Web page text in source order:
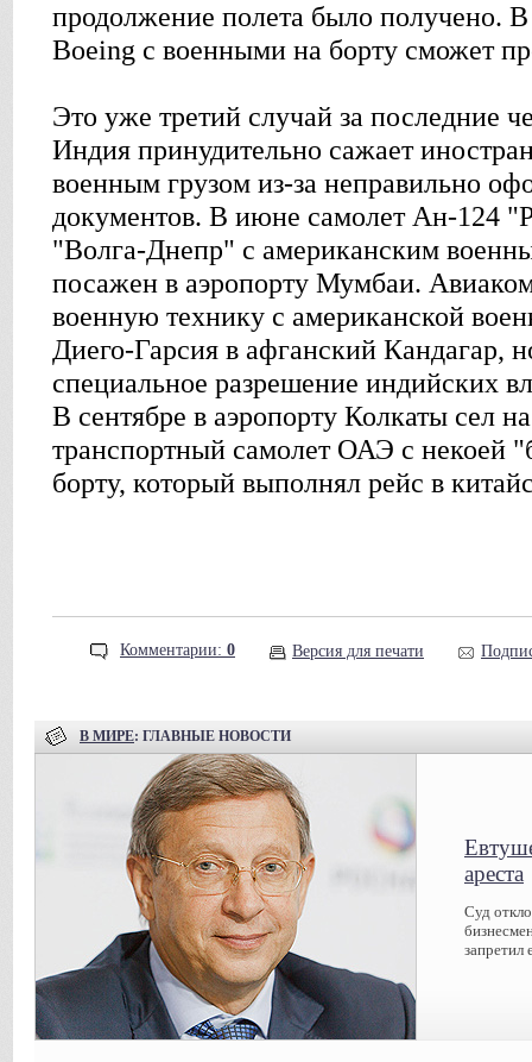
продолжение полета было получено.
Boeing с военными на борту сможет
Это уже третий случай за последние
Индия принудительно сажает
военным грузом из-за неправильно
документов. В июне самолет Ан-124
"Волга-Днепр" с американским
посажен в аэропорту Мумбаи.
военную технику с американской
Диего-Гарсия в афганский Кандагар,
специальное разрешение индийских
В сентябре в аэропорту Колкаты сел
транспортный самолет ОАЭ с некоей
борту, который выполнял рейс в
Комментарии: 0 Версия для печати
В МИРЕ: ГЛАВНЫЕ НОВОСТИ
ареста
Суд
запретил